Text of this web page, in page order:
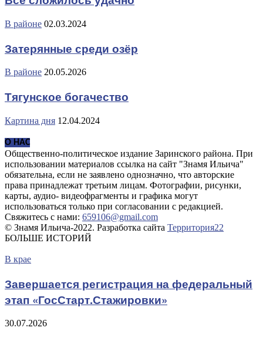
В районе 02.03.2024
Затерянные среди озёр
В районе 20.05.2026
Тягунское богачество
Картина дня 12.04.2024
О НАС
Общественно-политическое издание Заринского района. При
использовании материалов ссылка на сайт "Знамя Ильича"
обязательна, если не заявлено однозначно, что авторские
права принадлежат третьим лицам. Фотографии, рисунки,
карты, аудио- видеофрагменты и графика могут
использоваться только при согласовании с редакцией.
Свяжитесь с нами: 659106@gmail.com
© Знамя Ильича-2022. Разработка сайта Территория22
БОЛЬШЕ ИСТОРИЙ
В крае
Завершается регистрация на федеральный
этап «ГосСтарт.Стажировки»
30.07.2026